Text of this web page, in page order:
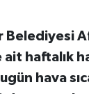
Belediyesi
haftalık
hava